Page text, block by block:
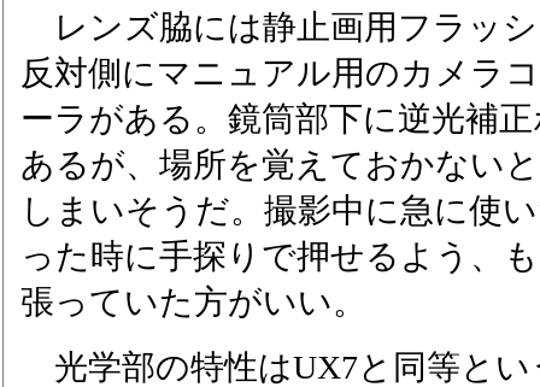
レンズ脇には静止画用フラッ
反対側にマニュアル用のカメラ
ーラがある。鏡筒部下に逆光補
あるが、場所を覚えておかない
しまいそうだ。撮影中に急に使
った時に手探りで押せるよう、
張っていた方がいい。
光学部の特性はUX7と同等とい